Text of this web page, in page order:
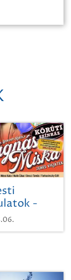
-
Miska